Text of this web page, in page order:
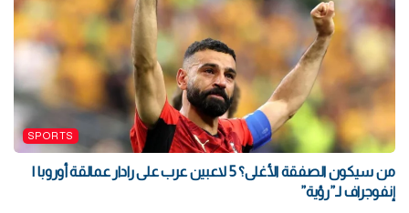
SPORTS
من سيكون الصفقة الأغلى؟ 5 لاعبين عرب على رادار عمالقة أوروبا |
إنفوجراف لـ”رؤية”